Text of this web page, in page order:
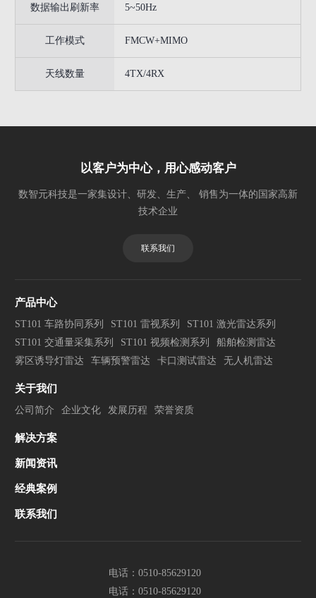
数据输出刷新率 5~50Hz
工作模式 FMCW+MIMO
天线数量 4TX/4RX
以客户为中心，用心感动客户
数智元科技是一家集设计、研发、生产、 销售为一体的国家高新
技术企业
联系我们
产品中心
ST101 车路协同系列 ST101 雷视系列
ST101 激光雷达系列
ST101 交通量采集系列
ST101 视频检测系列
船舶检测雷达
雾区诱导灯雷达
车辆预警雷达 卡口测试雷达 无人机雷达
关于我们
公司简介 企业文化 发展历程 荣誉资质
解决方案
新闻资讯
经典案例
联系我们
电话：0510-85629120
电话：0510-85629120